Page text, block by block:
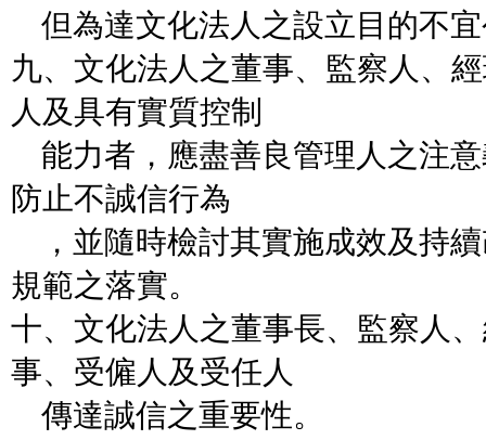
但為達文化法人之設立目的不
九、文化法人之董事、監察人、
人及具有實質控制
能力者，應盡善良管理人之注
防止不誠信行為
，並隨時檢討其實施成效及持
規範之落實。
十、文化法人之董事長、監察人
事、受僱人及受任人
傳達誠信之重要性。